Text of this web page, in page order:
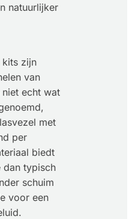
natuurlijker
kits zijn
van
echt wat
met
per
biedt
dan typisch
schuim
voor een